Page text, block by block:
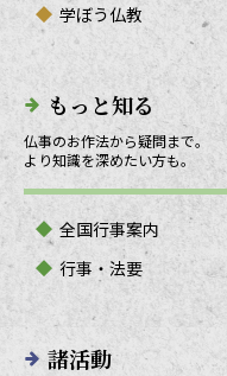
学ぼう仏教
もっと知る
仏事のお作法から疑問まで。
より知識を深めたい方も。
全国行事案内
行事・法要
諸活動